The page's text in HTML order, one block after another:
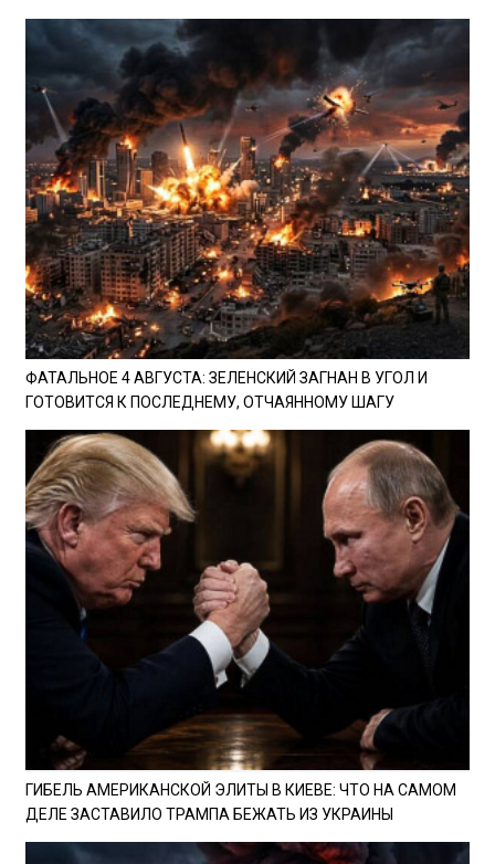
ФАТАЛЬНОЕ 4 АВГУСТА: ЗЕЛЕНСКИЙ ЗАГНАН В УГОЛ И
ГОТОВИТСЯ К ПОСЛЕДНЕМУ, ОТЧАЯННОМУ ШАГУ
ГИБЕЛЬ АМЕРИКАНСКОЙ ЭЛИТЫ В КИЕВЕ: ЧТО НА САМОМ
ДЕЛЕ ЗАСТАВИЛО ТРАМПА БЕЖАТЬ ИЗ УКРАИНЫ